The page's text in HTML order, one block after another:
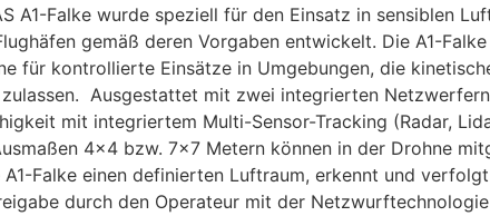
A1-Falke wurde speziell für den Einsatz in sensiblen
gemäß deren Vorgaben entwickelt. Die A1-
für kontrollierte Einsätze in Umgebungen, die
Ausgestattet mit zwei integrierten Netzwerfern
mit integriertem Multi-Sensor-Tracking (Radar,
4×4 bzw. 7×7 Metern können in der Drohne
Falke einen definierten Luftraum, erkennt und verfolgt
durch den Operateur mit der Netzwurftechnologie